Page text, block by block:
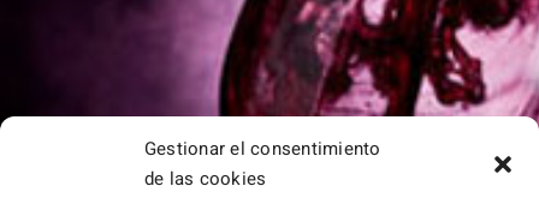
Gestionar el consentimiento
de las cookies